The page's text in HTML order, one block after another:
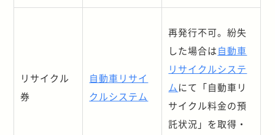
リサイクル
券
自動車リサイ
クルシステム
再発行不可。紛失
した場合は自動車
リサイクルシステ
ムにて 「自動車リ
サイクル料金の預
託状況 」 を取得・